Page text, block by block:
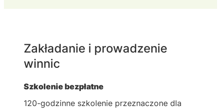
Zakładanie i prowadzenie
winnic
Szkolenie bezpłatne
120-godzinne szkolenie przeznaczone dla